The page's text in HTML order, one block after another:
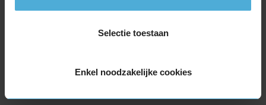
Selectie toestaan
Enkel noodzakelijke cookies
215/65R17 103V EXTRALOAD